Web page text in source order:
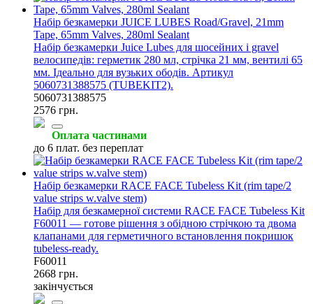
Набір безкамерки JUICE LUBES Road/Gravel, 21mm
Tape, 65mm Valves, 280ml Sealant
Набір безкамерки Juice Lubes для шосейних і gravel
велосипедів: герметик 280 мл, стрічка 21 мм, вентилі 65
мм. Ідеально для вузьких ободів. Артикул
5060731388575 (TUBEKIT2).
5060731388575
2576 грн.
Оплата частинами
до 6 плат. без переплат
Набір безкамерки RACE FACE Tubeless Kit (rim tape/2
value strips w.valve stem)
Набір для безкамерної системи RACE FACE Tubeless Kit
F60011 — готове рішення з обідною стрічкою та двома
клапанами для герметичного встановлення покришок
tubeless-ready.
F60011
2668 грн.
закінчується